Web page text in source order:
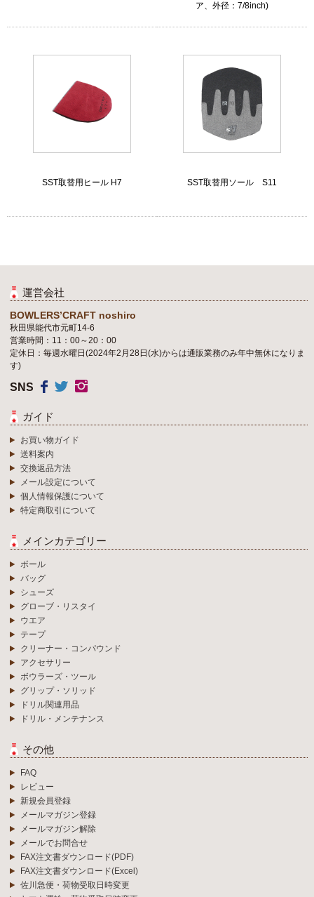
ア、外径：7/8inch)
SST取替用ヒール H7 SST取替用ソール S11
運営会社
BOWLERS’CRAFT noshiro
秋田県能代市元町14-6
営業時間：11：00～20：00
定休日：毎週水曜日(2024年2月28日(水)からは通販業務のみ年中無休になりま
す)
SNS
ガイド
お買い物ガイド
送料案内
交換返品方法
メール設定について
個人情報保護について
特定商取引について
メインカテゴリー
ボール
バッグ
シューズ
グローブ・リスタイ
ウエア
テープ
クリーナー・コンパウンド
アクセサリー
ボウラーズ・ツール
グリップ・ソリッド
ドリル関連用品
ドリル・メンテナンス
その他
FAQ
レビュー
新規会員登録
メールマガジン登録
メールマガジン解除
メールでお問合せ
FAX注文書ダウンロード(PDF)
FAX注文書ダウンロード(Excel)
佐川急便・荷物受取日時変更